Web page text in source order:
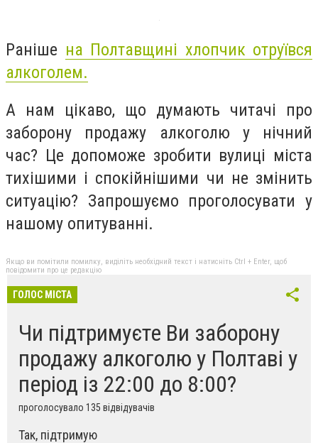
Раніше на Полтавщині хлопчик отруївся
алкоголем.
А нам цікаво, що думають читачі про
заборону продажу алкоголю у нічний
час? Це допоможе зробити вулиці міста
тихішими і спокійнішими чи не змінить
ситуацію? Запрошуємо проголосувати у
нашому опитуванні.
Якщо ви помітили помилку, виділіть необхідний текст і натисніть Ctrl + Enter, щоб
повідомити про це редакцію
ГОЛОС МІСТА
Чи підтримуєте Ви заборону
продажу алкоголю у Полтаві у
період із 22:00 до 8:00?
проголосувало 135 відвідувачів
Так, підтримую